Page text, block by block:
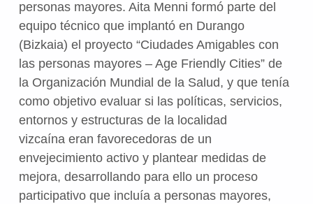
personas mayores. Aita Menni formó parte del
equipo técnico que implantó en Durango
(Bizkaia) el proyecto “Ciudades Amigables con
las personas mayores – Age Friendly Cities” de
la Organización Mundial de la Salud, y que tenía
como objetivo evaluar si las políticas, servicios,
entornos y estructuras de la localidad
vizcaína eran favorecedoras de un
envejecimiento activo y plantear medidas de
mejora, desarrollando para ello un proceso
participativo que incluía a personas mayores,